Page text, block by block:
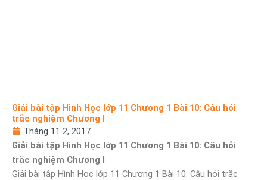
Giải bài tập Hình Học lớp 11 Chương 1 Bài 10: Câu hỏi
trắc nghiệm Chương I
Tháng 11 2, 2017
Giải bài tập Hình Học lớp 11 Chương 1 Bài 10: Câu hỏi
trắc nghiệm Chương I
Giải bài tập Hình Học lớp 11 Chương 1 Bài 10: Câu hỏi trắc